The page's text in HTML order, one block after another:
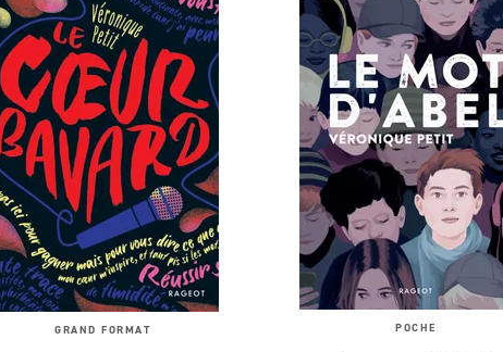
GRAND FORMAT POCHE